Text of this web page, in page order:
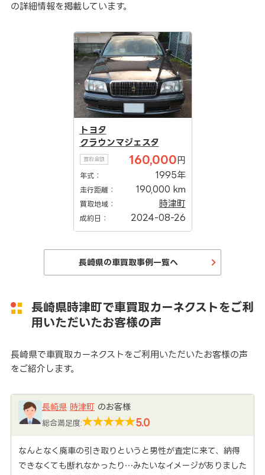
の詳細情報を掲載しています。
トヨタ
クラウンマジェスタ
買取金額 160,000 円
年式： 1995年
走行距離： 190,000 km
買取地域： 時津町
成約日： 2024-08-26
長崎県の車買取事例一覧へ
長崎県時津町で車買取カーネクストをご利
用いただいたお客様の声
長崎県で車買取カーネクストをご利用いただいたお客様の声
をご紹介します。
長崎県 時津町のお客様
総合満足度: 5.0
なんとなく廃車の引き取りというと男性が査定に来て、納得
できなくても断れなかったり…みたいなイメージがありました